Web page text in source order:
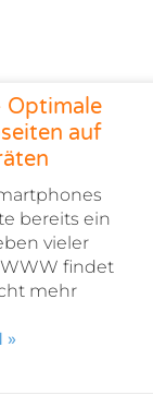
Optimale
auf
bereits ein
vieler
WWW findet
mehr
»